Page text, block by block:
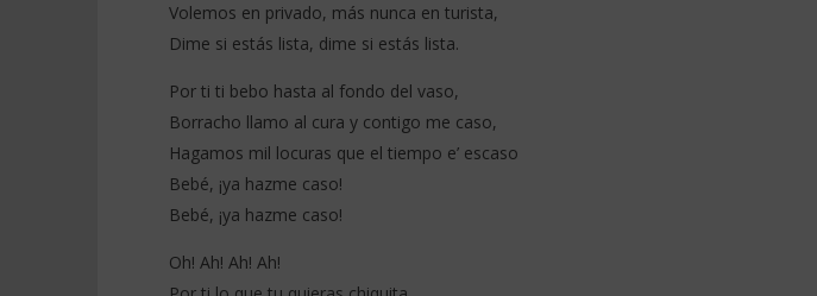
Volemos en privado, más nunca en turista,
Dime si estás lista, dime si estás lista.
Por ti ti bebo hasta al fondo del vaso,
Borracho llamo al cura y contigo me caso,
Hagamos mil locuras que el tiempo e’ escaso
Bebé, ¡ya hazme caso!
Bebé, ¡ya hazme caso!
Oh! Ah! Ah! Ah!